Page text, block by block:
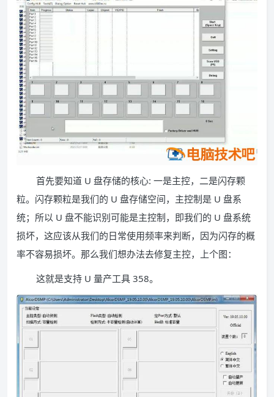
首先要知道 U 盘存储的核心: 一是主控，二是闪存颗
粒。闪存颗粒是我们的 U 盘存储空间，主控制是 U 盘系
统；所以 U 盘不能识别可能是主控制，即我们的 U 盘系统
损坏，这应该从我们的日常使用频率来判断，因为闪存的概
率不容易损坏。那么我们想办法去修复主控，上个图：
这就是支持 U 量产工具 358。